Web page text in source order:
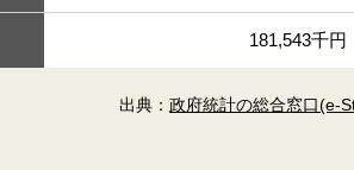
181,543千円
出典：政府統計の総合窓口(e-